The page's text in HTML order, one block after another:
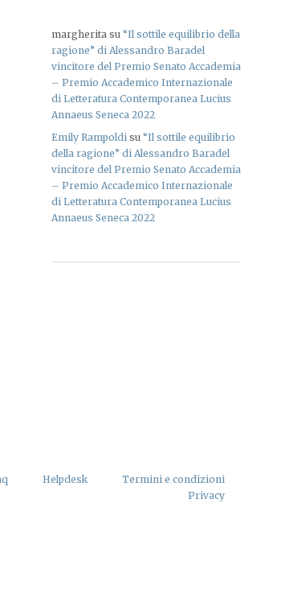
margherita su “Il sottile equilibrio della
ragione” di Alessandro Baradel
vincitore del Premio Senato Accademia
– Premio Accademico Internazionale
di Letteratura Contemporanea Lucius
Annaeus Seneca 2022
Emily Rampoldi su “Il sottile equilibrio
della ragione” di Alessandro Baradel
vincitore del Premio Senato Accademia
– Premio Accademico Internazionale
di Letteratura Contemporanea Lucius
Annaeus Seneca 2022
Helpdesk
Termini e condizioni
Privacy